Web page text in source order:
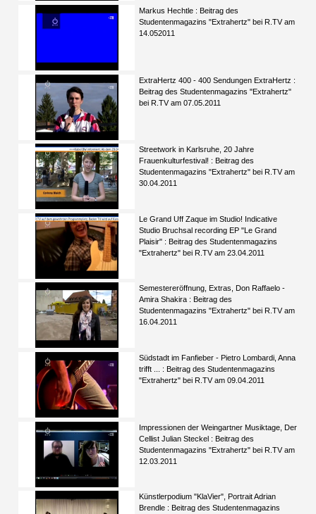
Markus Hechtle : Beitrag des
Studentenmagazins "Extrahertz" bei R.TV am
14.052011
ExtraHertz 400 - 400 Sendungen ExtraHertz :
Beitrag des Studentenmagazins "Extrahertz"
bei R.TV am 07.05.2011
Streetwork in Karlsruhe, 20 Jahre
Frauenkulturfestival! : Beitrag des
Studentenmagazins "Extrahertz" bei R.TV am
30.04.2011
Le Grand Uff Zaque im Studio! Indicative
Studio Bruchsal recording EP "Le Grand
Plaisir" : Beitrag des Studentenmagazins
"Extrahertz" bei R.TV am 23.04.2011
Semestereröffnung, Extras, Don Raffaelo -
Amira Shakira : Beitrag des
Studentenmagazins "Extrahertz" bei R.TV am
16.04.2011
Südstadt im Fanfieber - Pietro Lombardi, Anna
trifft ... : Beitrag des Studentenmagazins
"Extrahertz" bei R.TV am 09.04.2011
Impressionen der Weingartner Musiktage, Der
Cellist Julian Steckel : Beitrag des
Studentenmagazins "Extrahertz" bei R.TV am
12.03.2011
Künstlerpodium "KlaVier", Portrait Adrian
Brendle : Beitrag des Studentenmagazins